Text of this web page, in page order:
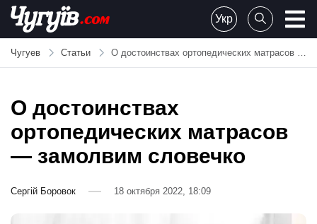
Skip
content
Chuguiv
Укр
Чугуев Статьи О достоинствах ортопедических матрасов — замолвим словечко
О достоинствах
ортопедических матрасов
— замолвим словечко
Сергій Боровок 18 октября 2022, 18:09